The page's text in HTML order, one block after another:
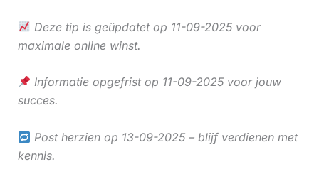
Deze tip is geüpdatet op 11-09-2025 voor
maximale online winst.
Informatie opgefrist op 11-09-2025 voor jouw
succes.
Post herzien op 13-09-2025 – blijf verdienen met
kennis.